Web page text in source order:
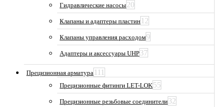
Гидравлические насосы20
Клапаны и адаптеры пластин 12
Клапаны управления расходом9
Адаптеры и аксессуары UHP37
Прецизионная арматура 111
Прецизионные фитинги LET-LOK55
Прецизионные резьбовые соединители32